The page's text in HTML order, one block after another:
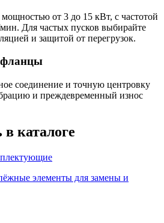
от 3 до 15 кВт, с частотой
Для частых пусков выбирайте
и защитой от перегрузок.
соединение и точную центровку
и преждевременный износ
каталоге
элементы для замены и